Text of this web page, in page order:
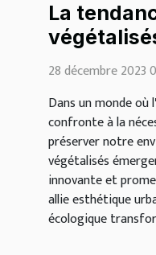
La
28 décembre 2023
Dans un monde
confronte à la
préserver notre
végétalisés
innovante et
allie esthétique
écologique